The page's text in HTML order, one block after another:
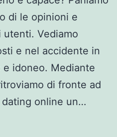
di le opinioni e
utenti. Vediamo
e nel accidente in
e idoneo. Mediante
di fronte ad
online un…